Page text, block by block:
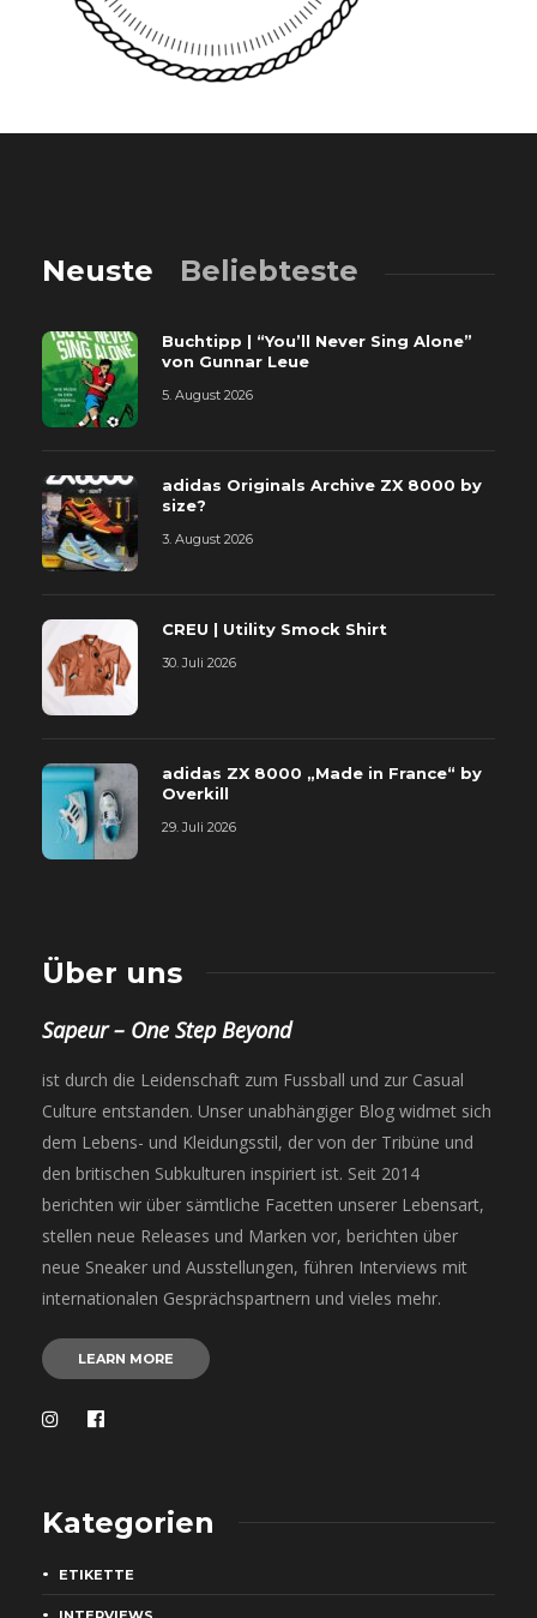
Neuste Beliebteste
Buchtipp | “You’ll Never Sing Alone”
von Gunnar Leue
5. August 2026
adidas Originals Archive ZX 8000 by
size?
3. August 2026
CREU | Utility Smock Shirt
30. Juli 2026
adidas ZX 8000 „Made in France“ by
Overkill
29. Juli 2026
Über uns
Sapeur – One Step Beyond
ist durch die Leidenschaft zum Fussball und zur Casual
Culture entstanden. Unser unabhängiger Blog widmet sich
dem Lebens- und Kleidungsstil, der von der Tribüne und
den britischen Subkulturen inspiriert ist. Seit 2014
berichten wir über sämtliche Facetten unserer Lebensart,
stellen neue Releases und Marken vor, berichten über
neue Sneaker und Ausstellungen, führen Interviews mit
internationalen Gesprächspartnern und vieles mehr.
LEARN MORE
Kategorien
ETIKETTE